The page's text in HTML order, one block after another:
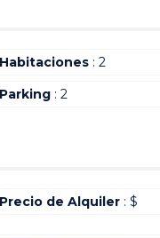
Habitaciones: 2
Parking: 2
Precio de Alquiler: $